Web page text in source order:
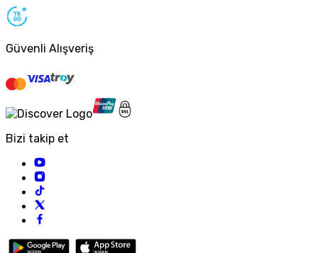
Güvenli Alışveriş
Bizi takip et